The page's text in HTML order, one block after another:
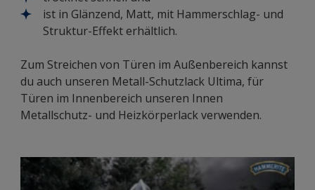
ist in Glänzend, Matt, mit Hammerschlag- und
Struktur-Effekt erhältlich.
Zum Streichen von Türen im Außenbereich kannst
du auch unseren Metall-Schutzlack Ultima, für
Türen im Innenbereich unseren Innen
Metallschutz- und Heizkörperlack verwenden.